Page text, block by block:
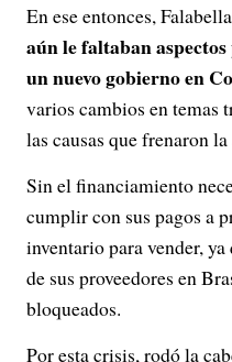
En ese entonces,
aún le faltaban
un nuevo gobierno en
varios cambios en temas
las causas que frenaron
Sin el financiamiento
cumplir con sus pagos a
inventario para vender,
de sus proveedores en
bloqueados.
Por esta crisis, rodó la